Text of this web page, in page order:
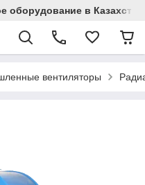
оборудование в
вентиляторы